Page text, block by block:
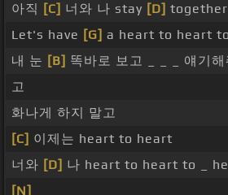
아직 [C] 너와 나 stay [D] together
Let's have [G] a heart to heart
내 눈 [B] 똑바로 보고 _ _ _ 얘기해
고
화나게 하지 말고
[C] 이제는 heart to heart
너와 [D] 나 heart to heart to _
[N]